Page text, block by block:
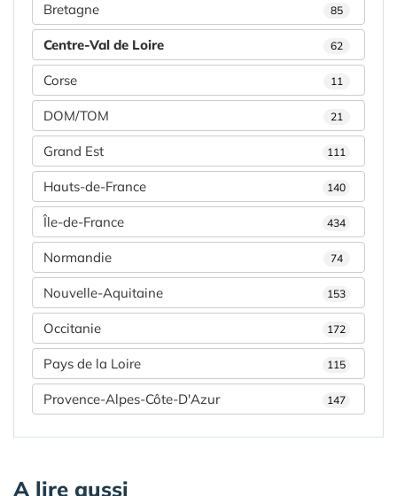
Bretagne 85
Centre-Val de Loire 62
Corse 11
DOM/TOM 21
Grand Est 111
Hauts-de-France 140
Île-de-France 434
Normandie 74
Nouvelle-Aquitaine 153
Occitanie 172
Pays de la Loire 115
Provence-Alpes-Côte-D'Azur 147
A lire aussi